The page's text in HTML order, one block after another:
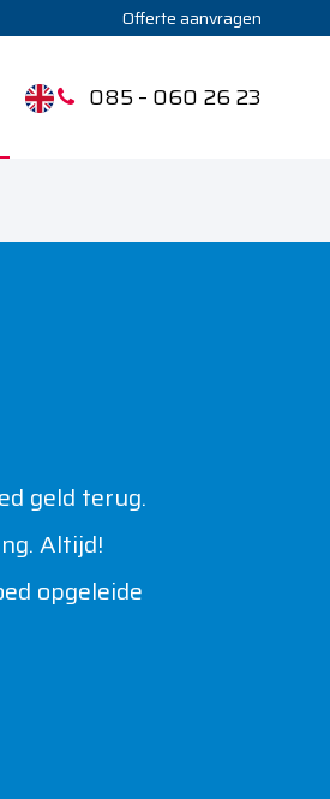
Offerte aanvragen
085 – 060 26 23
geld terug.
Altijd!
opgeleide